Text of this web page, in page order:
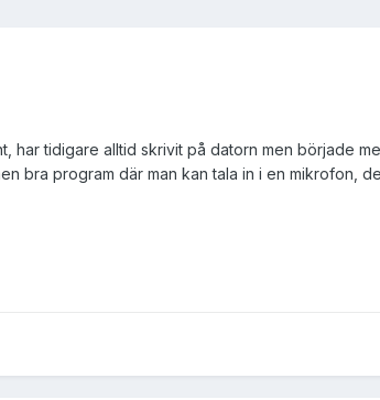
har tidigare alltid skrivit på datorn men började
bra program där man kan tala in i en mikrofon,